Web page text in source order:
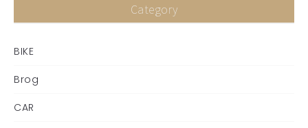
Category
BIKE
Brog
CAR